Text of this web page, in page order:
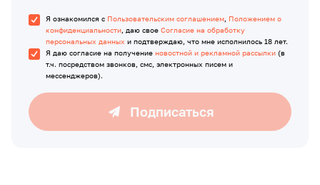
Я ознакомился с Пользовательским соглашением, Положением о
конфиденциальности, даю свое Согласие на обработку
персональных данных и подтверждаю, что мне исполнилось 18 лет.
Я даю согласие на получение новостной и рекламной рассылки (в
т.ч. посредством звонков, смс, электронных писем и
мессенджеров).
Подписаться